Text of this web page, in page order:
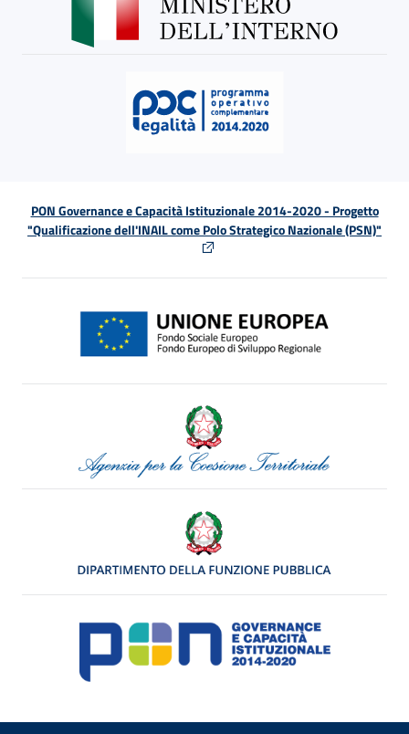
PON Governance e Capacità Istituzionale 2014-2020 - Progetto
"Qualificazione dell'INAIL come Polo Strategico Nazionale (PSN)"